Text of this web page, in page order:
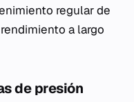
regular de
a largo
de presión